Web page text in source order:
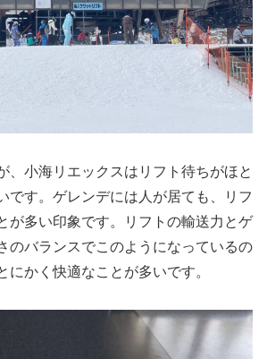
、小海リエックスはリフト待ちがほと
です。ゲレンデには人が居ても、リフ
が多い印象です。リフトの輸送力とゲ
のバランスでこのようになっているの
にかく快適なことが多いです。